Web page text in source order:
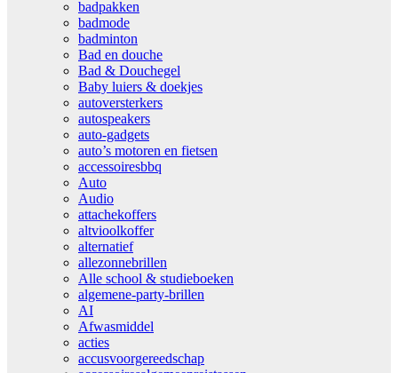
badpakken
badmode
badminton
Bad en douche
Bad & Douchegel
Baby luiers & doekjes
autoversterkers
autospeakers
auto-gadgets
auto’s motoren en fietsen
accessoiresbbq
Auto
Audio
attachekoffers
altvioolkoffer
alternatief
allezonnebrillen
Alle school & studieboeken
algemene-party-brillen
AI
Afwasmiddel
acties
accusvoorgereedschap